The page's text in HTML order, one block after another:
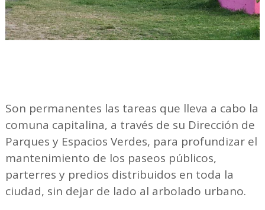
Son permanentes las tareas que lleva a cabo la
comuna capitalina, a través de su Dirección de
Parques y Espacios Verdes, para profundizar el
mantenimiento de los paseos públicos,
parterres y predios distribuidos en toda la
ciudad, sin dejar de lado al arbolado urbano.